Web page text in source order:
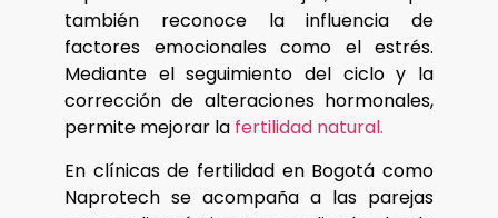
también reconoce la influencia de
factores emocionales como el estrés.
Mediante el seguimiento del ciclo y la
corrección de alteraciones hormonales,
permite mejorar la fertilidad natural.
En clínicas de fertilidad en Bogotá como
Naprotech se acompaña a las parejas